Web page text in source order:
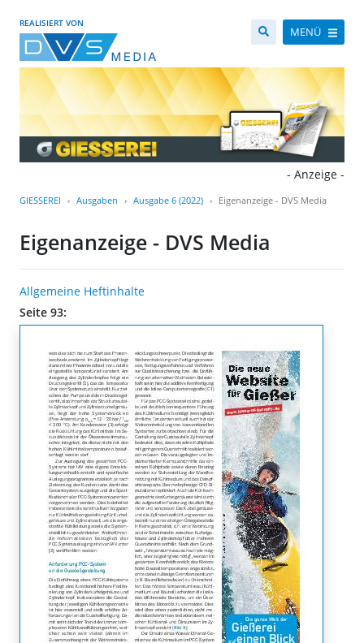
REALISIERT VON
MENÜ
- Anzeige -
GIESSEREI Ausgaben Ausgabe 6 (2022) Eigenanzeige - DVS Media
Eigenanzeige - DVS Media
Allgemeine Heftinhalte
Seite 93: